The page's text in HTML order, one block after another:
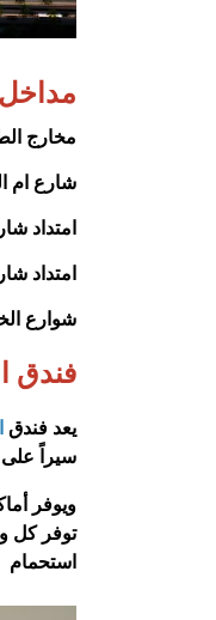
مخارج
شارع ام
امتداد
امتداد
شوارع
فندق
يعد فندق
سيراً على
ويوفر
توفر كل
استحمام